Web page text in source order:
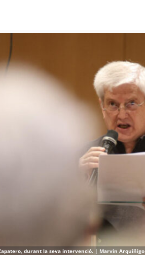
Zapatero, durant la seva intervenció. | Marvin Arquíñigo